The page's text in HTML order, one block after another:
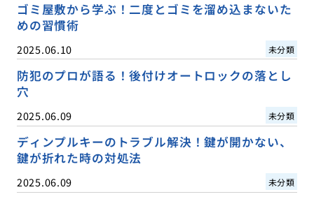
ゴミ屋敷から学ぶ！二度とゴミを溜め込まないた
めの習慣術
2025.06.10 未分類
防犯のプロが語る！後付けオートロックの落とし
穴
2025.06.09 未分類
ディンプルキーのトラブル解決！鍵が開かない、
鍵が折れた時の対処法
2025.06.09 未分類